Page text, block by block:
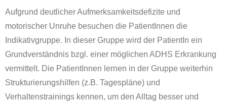
Aufgrund deutlicher Aufmerksamkeitsdefizite und
motorischer Unruhe besuchen die PatientInnen die
Indikativgruppe. In dieser Gruppe wird der PatientIn ein
Grundverständnis bzgl. einer möglichen ADHS Erkrankung
vermittelt. Die PatientInnen lernen in der Gruppe weiterhin
Strukturierungshilfen (z.B. Tagespläne) und
Verhaltenstrainings kennen, um den Alltag besser und